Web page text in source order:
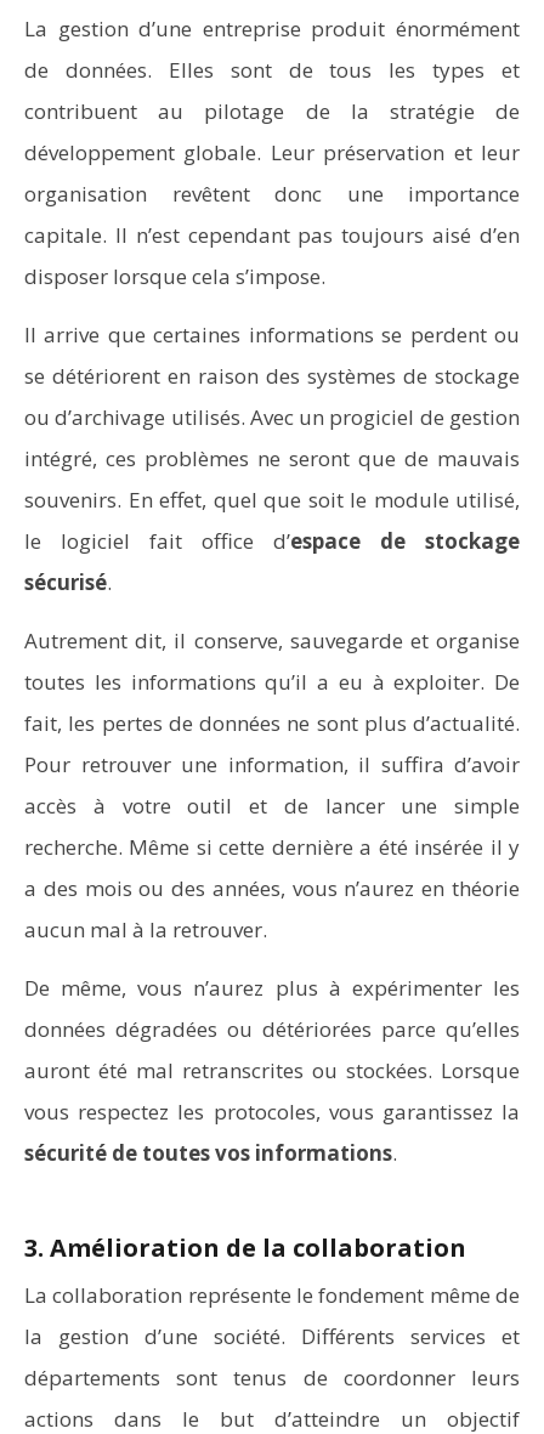
La gestion d’une entreprise produit énormément
de données. Elles sont de tous les types et
contribuent au pilotage de la stratégie de
développement globale. Leur préservation et leur
organisation revêtent donc une importance
capitale. Il n’est cependant pas toujours aisé d’en
disposer lorsque cela s’impose.
Il arrive que certaines informations se perdent ou
se détériorent en raison des systèmes de stockage
ou d’archivage utilisés. Avec un progiciel de gestion
intégré, ces problèmes ne seront que de mauvais
souvenirs. En effet, quel que soit le module utilisé,
le logiciel fait office d’espace de stockage
sécurisé.
Autrement dit, il conserve, sauvegarde et organise
toutes les informations qu’il a eu à exploiter. De
fait, les pertes de données ne sont plus d’actualité.
Pour retrouver une information, il suffira d’avoir
accès à votre outil et de lancer une simple
recherche. Même si cette dernière a été insérée il y
a des mois ou des années, vous n’aurez en théorie
aucun mal à la retrouver.
De même, vous n’aurez plus à expérimenter les
données dégradées ou détériorées parce qu’elles
auront été mal retranscrites ou stockées. Lorsque
vous respectez les protocoles, vous garantissez la
sécurité de toutes vos informations.
3. Amélioration de la collaboration
La collaboration représente le fondement même de
la gestion d’une société. Différents services et
départements sont tenus de coordonner leurs
actions dans le but d’atteindre un objectif